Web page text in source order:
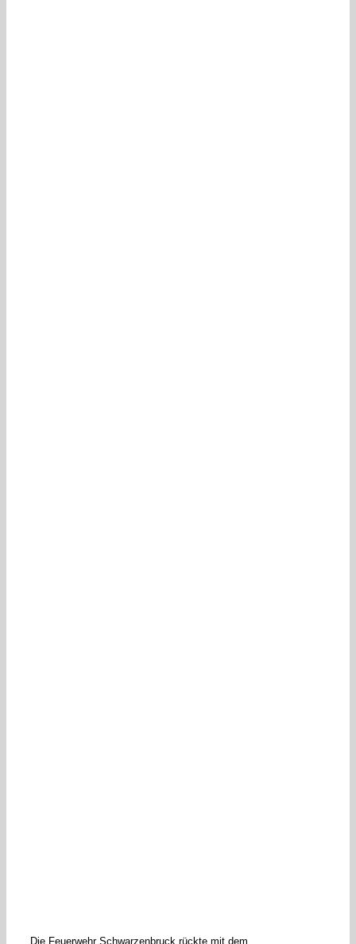
Die Feuerwehr Schwarzenbruck rückte mit dem